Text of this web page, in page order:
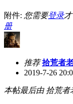
附件: 您需要登录
册
推荐拾荒者
2019-7-26
本帖最后由 拾荒者